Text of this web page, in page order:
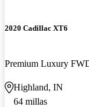
2020 Cadillac XT6
Premium Luxury
Highland, IN
64 millas